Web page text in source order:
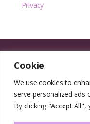
Cookie
We use cookies to
serve personalized ads
By clicking "Accept
Privacy